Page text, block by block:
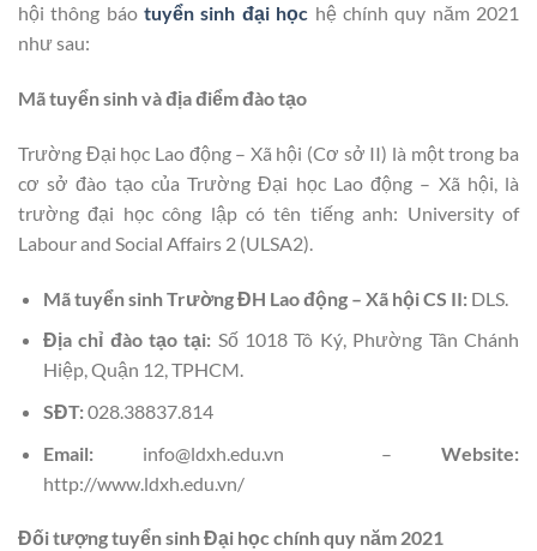
hội thông báotuyển sinh đại học hệ chính quy năm 2021
như sau:
Mã tuyển sinh và địa điểm đào tạo
Trường Đại học Lao động – Xã hội (Cơ sở II) là một trong ba
cơ sở đào tạo của Trường Đại học Lao động – Xã hội, là
trường đại học công lập có tên tiếng anh: University of
Labour and Social Affairs 2 (ULSA2).
Mã tuyển sinh Trường ĐH Lao động – Xã hội CS II:DLS.
Địa chỉ đào tạo tại: Số 1018 Tô Ký, Phường Tân Chánh
Hiệp, Quận 12, TPHCM.
SĐT:028.38837.814
Email:info@ldxh.edu.vn – Website:
http://www.ldxh.edu.vn/
Đối tượng tuyển sinh Đại học chính quy năm 2021